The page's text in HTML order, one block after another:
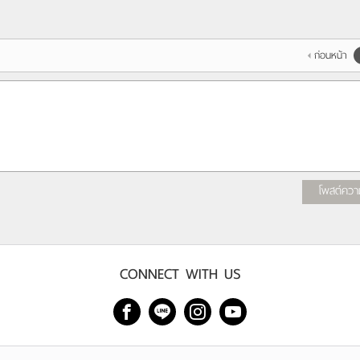
ก่อนหน้า
โพสต์คว
CONNECT WITH US